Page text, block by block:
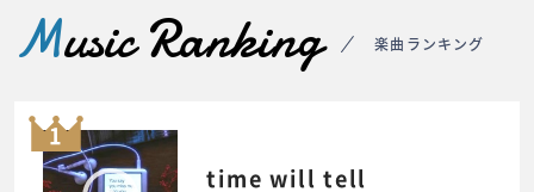
Music Ranking 楽曲ランキング
1
time will tell